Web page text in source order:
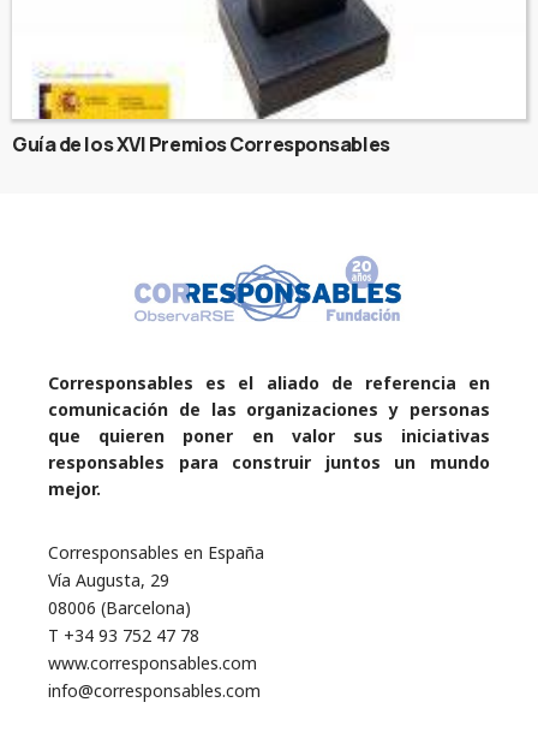
Guía de los XVI Premios Corresponsables
Corresponsables es el aliado de referencia en
comunicación de las organizaciones y personas
que quieren poner en valor sus iniciativas
responsables para construir juntos un mundo
mejor.
Corresponsables en España
Vía Augusta, 29
08006 (Barcelona)
T +34 93 752 47 78
www.corresponsables.com
info@corresponsables.com